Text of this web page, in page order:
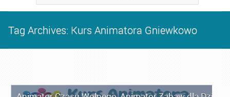
Tag Archives: Kurs Animatora Gniewkowo